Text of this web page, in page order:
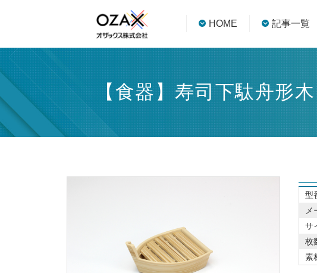
HOME 記事一覧
【食器】寿司下駄舟形
型
メ
サ
枚
素